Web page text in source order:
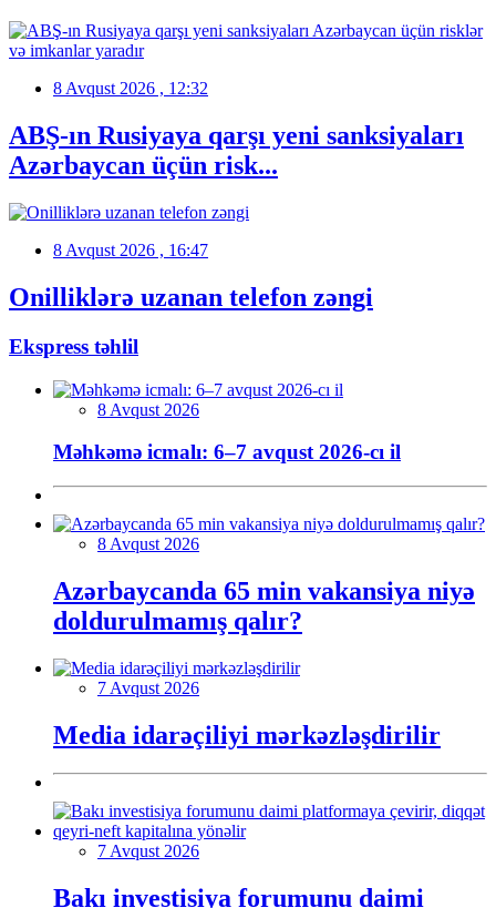
8 Avqust 2026 , 12:32
ABŞ-ın Rusiyaya qarşı yeni sanksiyaları
Azərbaycan üçün risk...
8 Avqust 2026 , 16:47
Onilliklərə uzanan telefon zəngi
Ekspress təhlil
8 Avqust 2026
Məhkəmə icmalı: 6–7 avqust 2026-cı il
8 Avqust 2026
Azərbaycanda 65 min vakansiya niyə
doldurulmamış qalır?
7 Avqust 2026
Media idarəçiliyi mərkəzləşdirilir
7 Avqust 2026
Bakı investisiya forumunu daimi